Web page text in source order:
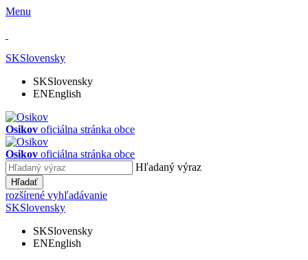
Menu
SKSlovensky
SKSlovensky
ENEnglish
Osikov oficiálna stránka obce
Osikov oficiálna stránka obce
Hľadaný výraz
Hľadať
rozšírené vyhľadávanie
SKSlovensky
SKSlovensky
ENEnglish